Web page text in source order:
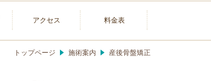
アクセス 料金表
トップページ 施術案内 産後骨盤矯正